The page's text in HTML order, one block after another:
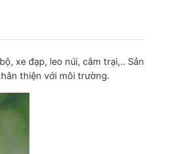
xe đạp, leo núi, cắm trại,.. Sản
thiện với môi trường.